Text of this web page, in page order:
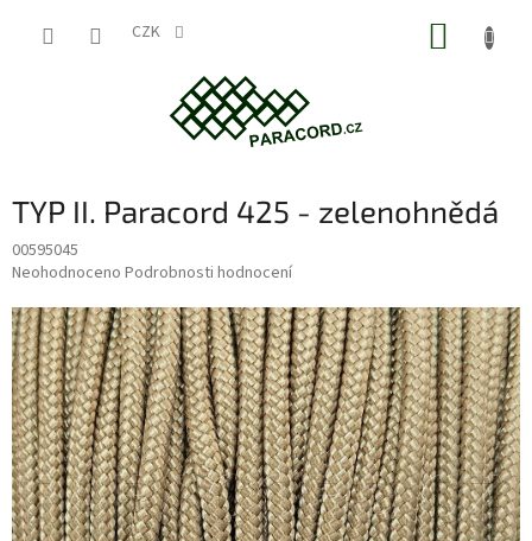
CZK
TYP II. Paracord 425 - zelenohnědá
00595045
Průměrné
produktu
je
0,0
z
5
hvězdiček.
Neohodnoceno Podrobnosti hodnocení